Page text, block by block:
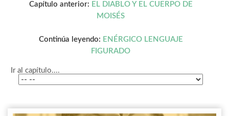
Capítulo anterior: EL DIABLO Y EL CUERPO DE
MOISÉS
Continúa leyendo: ENÉRGICO LENGUAJE
FIGURADO
Ir al capítulo....